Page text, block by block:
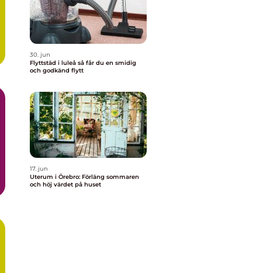
30. jun
Flyttstäd i luleå så får du en smidig
och godkänd flytt
17. jun
Uterum i Örebro: Förläng sommaren
och höj värdet på huset